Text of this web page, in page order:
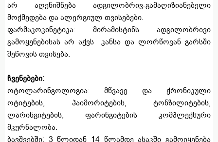
არ აღენიშნება ადგილობრივ-გამაღიზიანებელი
მოქმედება და ალერგიულ თვისებები.
ფარმაკოკინეტიკა: მირამისტინს ადგილობრივი
გამოყენებისას არ აქვს კანსა და ლორწოვან გარსში
შეწოვის თვისება.
ჩვენებები:
ოტოლარინგოლოგია: მწვავე და ქრონიკული
ოტიტების, ჰაიმორიტების, ტონზილიტების,
ლარინგიტების, ფარინგიტების კომპლექსური
მკურნალობა.
ბავშვებში: 3 წლიდან 14 წლამდე ასაკში გამოიყენება